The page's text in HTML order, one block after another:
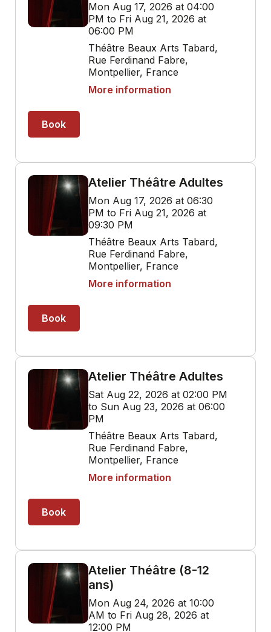
Mon Aug 17, 2026 at 04:00
PM to Fri Aug 21, 2026 at
06:00 PM
Théâtre Beaux Arts Tabard,
Rue Ferdinand Fabre,
Montpellier, France
More information
Book
Atelier Théâtre Adultes
Mon Aug 17, 2026 at 06:30
PM to Fri Aug 21, 2026 at
09:30 PM
Théâtre Beaux Arts Tabard,
Rue Ferdinand Fabre,
Montpellier, France
More information
Book
Atelier Théâtre Adultes
Sat Aug 22, 2026 at 02:00 PM
to Sun Aug 23, 2026 at 06:00
PM
Théâtre Beaux Arts Tabard,
Rue Ferdinand Fabre,
Montpellier, France
More information
Book
Atelier Théâtre (8-12
ans)
Mon Aug 24, 2026 at 10:00
AM to Fri Aug 28, 2026 at
12:00 PM